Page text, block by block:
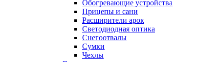
Обогревающие устройства
Прицепы и сани
Расширители арок
Светодиодная оптика
Снегоотвалы
Сумки
Чехлы